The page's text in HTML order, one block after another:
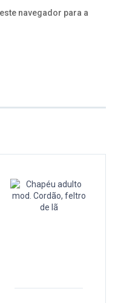
navegador para a